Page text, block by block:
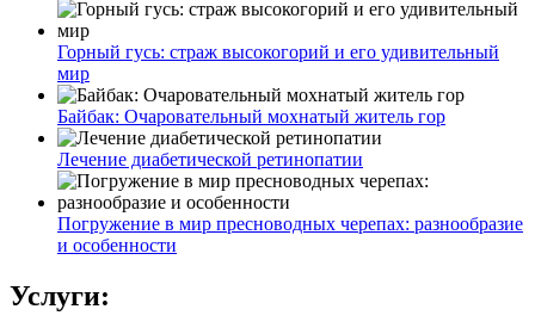
Горный гусь: страж высокогорий и его удивительный
мир
Байбак: Очаровательный мохнатый житель гор
Лечение диабетической ретинопатии
Погружение в мир пресноводных черепах: разнообразие
и особенности
Услуги: